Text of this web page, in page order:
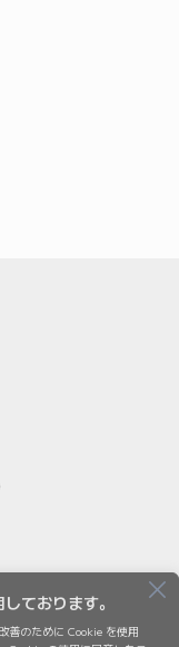
ております。
善のために Cookie を使用
ています。